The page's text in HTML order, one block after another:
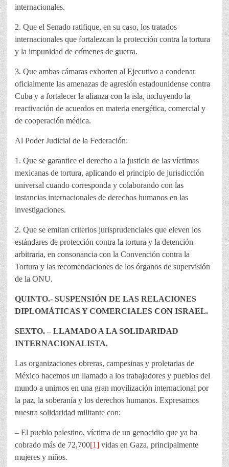
internacionales.
2. Que el Senado ratifique, en su caso, los tratados
internacionales que fortalezcan la protección contra la tortura
y la impunidad de crímenes de guerra.
3. Que ambas cámaras exhorten al Ejecutivo a condenar
oficialmente las amenazas de agresión estadounidense contra
Cuba y a fortalecer la alianza con la isla, incluyendo la
reactivación de acuerdos en materia energética, comercial y
de cooperación médica.
Al Poder Judicial de la Federación:
1. Que se garantice el derecho a la justicia de las víctimas
mexicanas de tortura, aplicando el principio de jurisdicción
universal cuando corresponda y colaborando con las
instancias internacionales de derechos humanos en las
investigaciones.
2. Que se emitan criterios jurisprudenciales que eleven los
estándares de protección contra la tortura y la detención
arbitraria, en consonancia con la Convención contra la
Tortura y las recomendaciones de los órganos de supervisión
de la ONU.
QUINTO.- SUSPENSIÓN DE LAS RELACIONES
DIPLOMÁTICAS Y COMERCIALES CON ISRAEL.
SEXTO. – LLAMADO A LA SOLIDARIDAD
INTERNACIONALISTA.
Las organizaciones obreras, campesinas y proletarias de
México hacemos un llamado a los trabajadores y pueblos del
mundo a unirnos en una gran movilización internacional por
la paz, la soberanía y los derechos humanos. Expresamos
nuestra solidaridad militante con:
– El pueblo palestino, víctima de un genocidio que ya ha
cobrado más de 72,700[1] vidas en Gaza, principalmente
mujeres y niños.